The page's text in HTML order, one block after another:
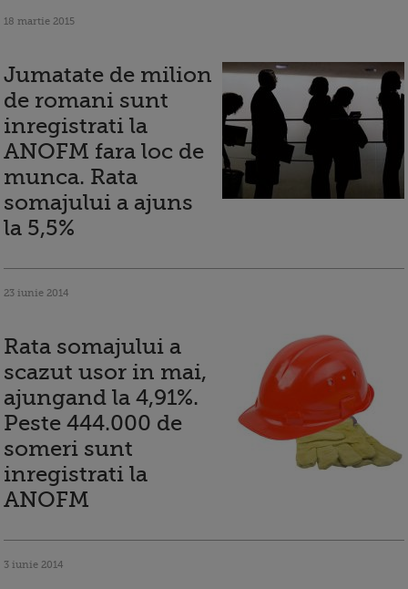
18 martie 2015
Jumatate de milion
de romani sunt
inregistrati la
ANOFM fara loc de
munca. Rata
somajului a ajuns
la 5,5%
23 iunie 2014
Rata somajului a
scazut usor in mai,
ajungand la 4,91%.
Peste 444.000 de
someri sunt
inregistrati la
ANOFM
3 iunie 2014